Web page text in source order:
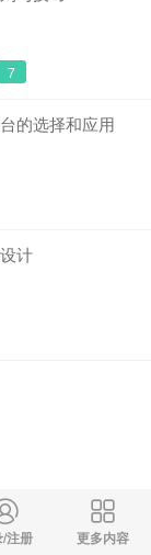
7
的选择和应用
计
注册 更多内容